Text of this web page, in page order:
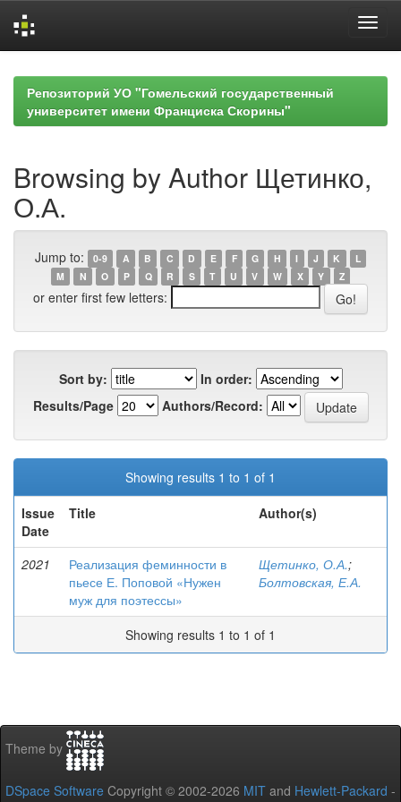
navigationРепозиторий УО "Гомельский государственный
университет имени Франциска Скорины"
Browsing by Author Щетинко,
О.А.
Jump to: 0-9 A B C D E F G H I J K
L
M
N O P Q R S T U V W X Y Z
or enter first few letters:
Sort by:
In order:
Results/Page
Authors/Record:
Showing results 1 to 1 of 1
Issue
Date
Title Author(s)
2021
Реализация феминности в
пьесе Е. Поповой «Нужен
муж для поэтессы»
Щетинко, О.А.;
Болтовская, Е.А.
Showing results 1 to 1 of 1
Theme by
DSpace Software Copyright © 2002-2026 MIT and Hewlett-Packard -